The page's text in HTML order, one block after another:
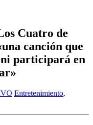
Cuatro de
canción que
participará en
Entretenimiento,